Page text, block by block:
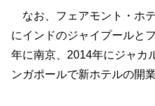
なお、フェアモント・ホ
にインドのジャイプールと
年に南京、2014年にジャカ
ンガポールで新ホテルの開